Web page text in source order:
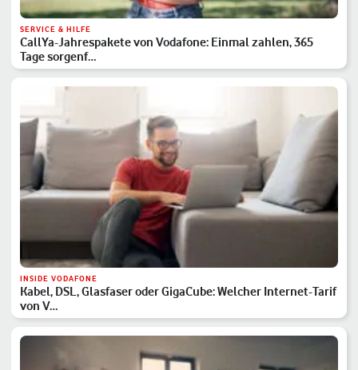
SERVICE & HILFE
CallYa-Jahrespakete von Vodafone: Einmal zahlen, 365
Tage sorgenf…
INSIDE VODAFONE
Kabel, DSL, Glasfaser oder GigaCube: Welcher Internet-Tarif
von V…